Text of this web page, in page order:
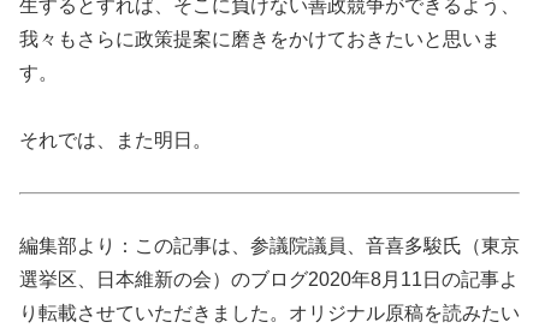
生するとすれば、そこに負けない善政競争ができるよう、
我々もさらに政策提案に磨きをかけておきたいと思いま
す。
それでは、また明日。
編集部より：この記事は、参議院議員、音喜多駿氏（東京
選挙区、日本維新の会）のブログ2020年8月11日の記事よ
り転載させていただきました。オリジナル原稿を読みたい